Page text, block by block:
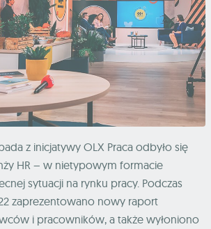
z inicjatywy OLX Praca odbyło się
HR – w nietypowym formacie
sytuacji na rynku pracy. Podczas
zaprezentowano nowy raport
i pracowników, a także wyłoniono